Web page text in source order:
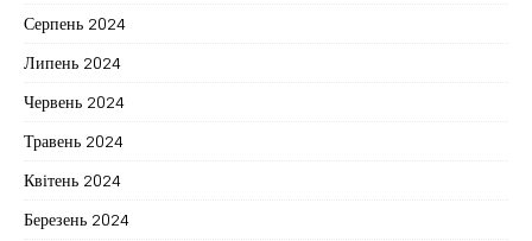
Серпень 2024
Липень 2024
Червень 2024
Травень 2024
Квітень 2024
Березень 2024